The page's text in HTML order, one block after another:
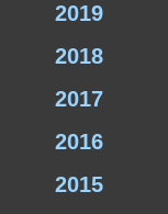
2019
2018
2017
2016
2015